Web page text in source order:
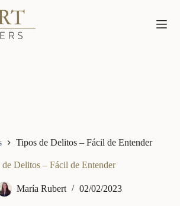
Tipos de Delitos – Fácil de Entender
de Delitos – Fácil de Entender
María Rubert 02/02/2023